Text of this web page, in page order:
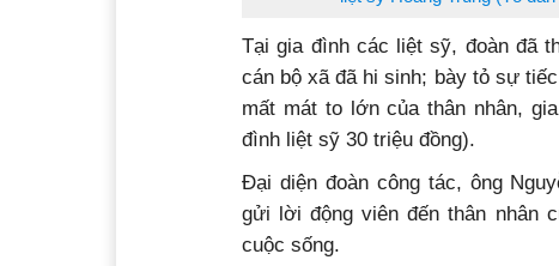
Tại gia đình các liệt sỹ, đoàn đã
cán bộ xã đã hi sinh; bày tỏ sự
mất mát to lớn của thân nhân,
đình liệt sỹ 30 triệu đồng).
Đại diện đoàn công tác, ông
gửi lời động viên đến thân nhân
cuộc sống.